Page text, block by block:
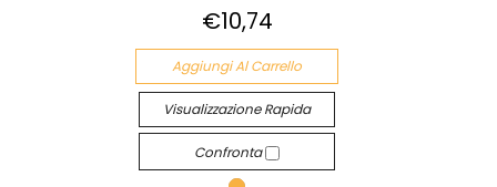
€10,74
Aggiungi Al Carrello
Visualizzazione Rapida
Confronta